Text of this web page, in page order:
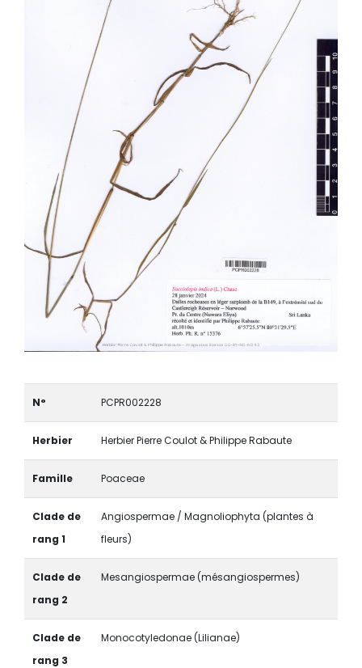
N° PCPR002228
Herbier Herbier Pierre Coulot & Philippe Rabaute
Famille Poaceae
Clade de
rang 1
Angiospermae / Magnoliophyta (plantes à
fleurs)
Clade de
rang 2
Mesangiospermae (mésangiospermes)
Clade de
rang 3
Monocotyledonae (Lilianae)